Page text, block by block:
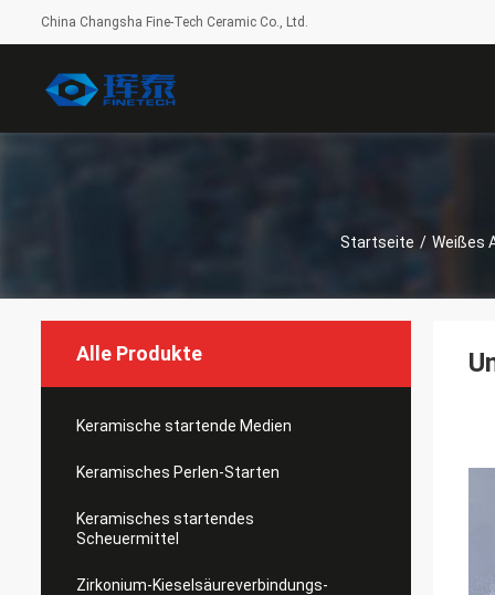
China Changsha Fine-Tech Ceramic Co., Ltd.
Startseite / Weißes
Alle Produkte
Keramische startende Medien
Keramisches Perlen-Starten
Keramisches startendes
Scheuermittel
Zirkonium-Kieselsäureverbindungs-